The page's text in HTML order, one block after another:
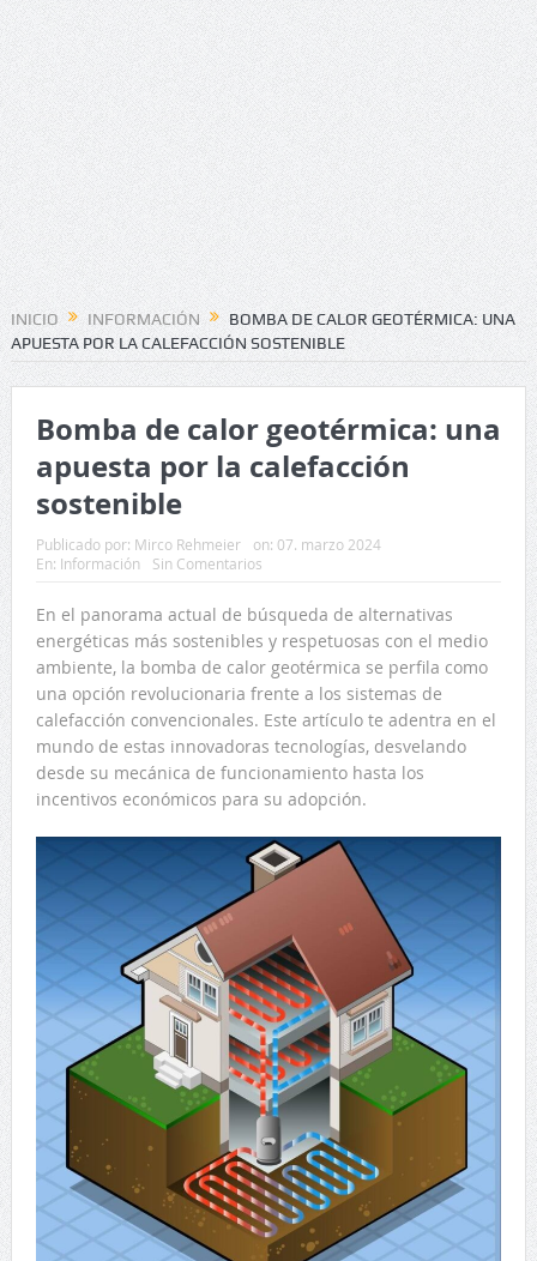
INICIO INFORMACIÓN
BOMBA DE CALOR GEOTÉRMICA: UNA
APUESTA POR LA CALEFACCIÓN SOSTENIBLE
Bomba de calor geotérmica: una
apuesta por la calefacción
sostenible
Publicado por: Mirco Rehmeier on: 07. marzo 2024
En: Información Sin Comentarios
En el panorama actual de búsqueda de alternativas
energéticas más sostenibles y respetuosas con el medio
ambiente, la bomba de calor geotérmica se perfila como
una opción revolucionaria frente a los sistemas de
calefacción convencionales. Este artículo te adentra en el
mundo de estas innovadoras tecnologías, desvelando
desde su mecánica de funcionamiento hasta los
incentivos económicos para su adopción.